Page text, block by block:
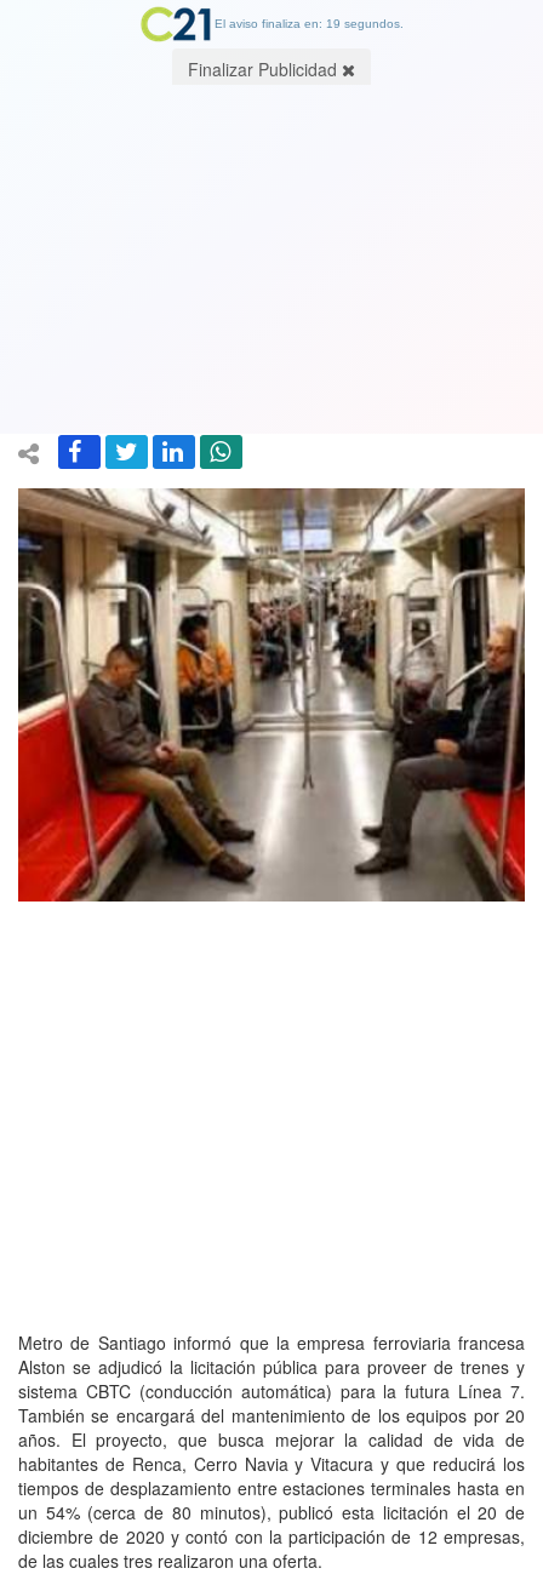
Metro de Santiago informó que la empresa ferroviaria francesa
Alston se adjudicó la licitación pública para proveer de trenes y
sistema CBTC (conducción automática) para la futura Línea 7.
También se encargará del mantenimiento de los equipos por 20
años. El proyecto, que busca mejorar la calidad de vida de
habitantes de Renca, Cerro Navia y Vitacura y que reducirá los
tiempos de desplazamiento entre estaciones terminales hasta en
un 54% (cerca de 80 minutos), publicó esta licitación el 20 de
diciembre de 2020 y contó con la participación de 12 empresas,
de las cuales tres realizaron una oferta.
El aviso finaliza en: 19 segundos.
Finalizar Publicidad